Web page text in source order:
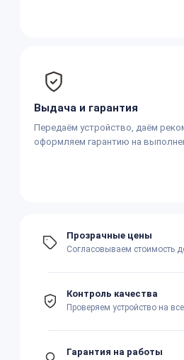
Выдача и гарантия
Передаём устройство, даём
оформляем гарантию на
Прозрачные цены
Согласовываем стоимость
Контроль качества
Проверяем устройство на
Гарантия на работы